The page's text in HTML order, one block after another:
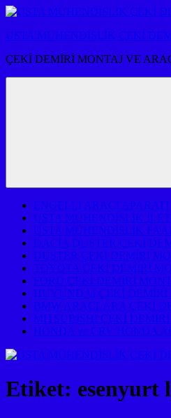
İçeriğe
USTA MÜHENDİSLİK ÇEKİ
ÇEKİ DEMİRİ MONTAJ VE
ENGELLİ ARACI
USTA MÜHENDİSLİK
USTA MÜHENDİSLİK
DACİA DUSTER ÇEKİ
DUSTER ÇEKİ DEMİRİ
TOYOTA ÇEKİ DEMİRİ
FORD ÇEKİ DEMİRİ
HUYUNDAİ ÇEKİ DEMİRİ
BMW ARAÇLARA ÇEKİ
MITSUBISHI ÇEKİ
HONDA ve CRV HONDA
Etiket: esenyurt